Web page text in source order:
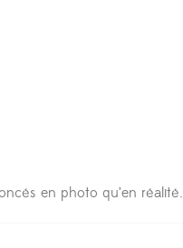
en photo qu’en réalité.